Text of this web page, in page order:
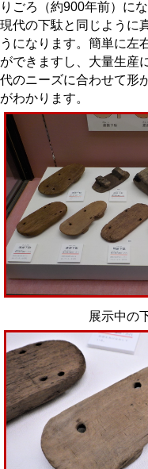
りごろ（約900年前）に
現代の下駄と同じように
うになります。簡単に左
ができますし、大量生産
代のニーズに合わせて形
がわかります。
展示中の